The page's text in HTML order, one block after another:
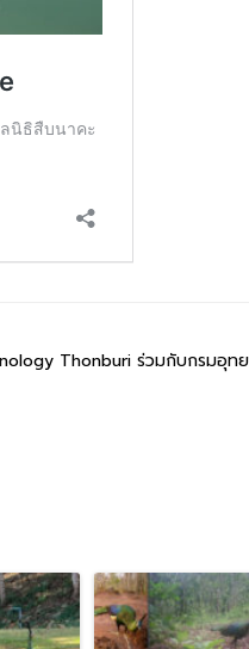
Thonburi ร่วมกับกรมอุท